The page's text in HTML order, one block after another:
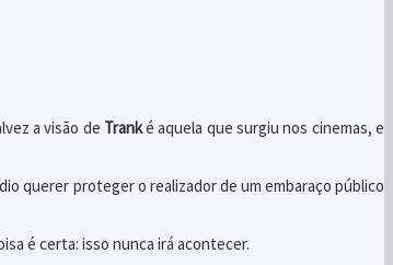
a visão de Tranké aquela que surgiu nos cinemas, e
querer proteger o realizador de um embaraço público
é certa: isso nunca irá acontecer.